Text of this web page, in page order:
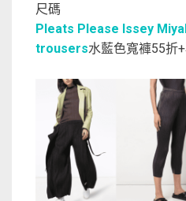
尺碼
Pleats Please Issey
trousers水藍色寬褲55折